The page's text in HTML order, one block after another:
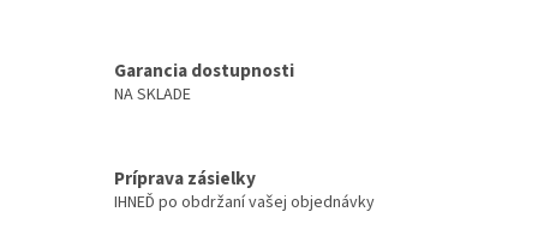
v
p
i
Garancia dostupnosti
NA SKLADE
Príprava zásielky
IHNEĎ po obdržaní vašej objednávky